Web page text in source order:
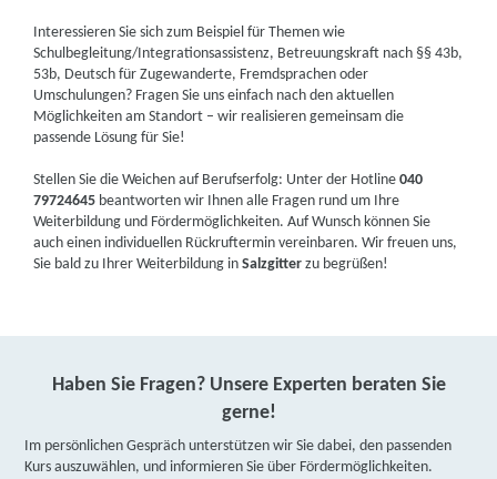
Interessieren Sie sich zum Beispiel für Themen wie
Schulbegleitung/Integrationsassistenz, Betreuungskraft nach §§ 43b,
53b, Deutsch für Zugewanderte, Fremdsprachen oder
Umschulungen? Fragen Sie uns einfach nach den aktuellen
Möglichkeiten am Standort – wir realisieren gemeinsam die
passende Lösung für Sie!
Stellen Sie die Weichen auf Berufserfolg: Unter der Hotline040
79724645 beantworten wir Ihnen alle Fragen rund um Ihre
Weiterbildung und Fördermöglichkeiten. Auf Wunsch können Sie
auch einen individuellen Rückruftermin vereinbaren. Wir freuen uns,
Sie bald zu Ihrer Weiterbildung inSalzgitter zu begrüßen!
Haben Sie Fragen? Unsere Experten beraten Sie
gerne!
Im persönlichen Gespräch unterstützen wir Sie dabei, den passenden
Kurs auszuwählen, und informieren Sie über Fördermöglichkeiten.